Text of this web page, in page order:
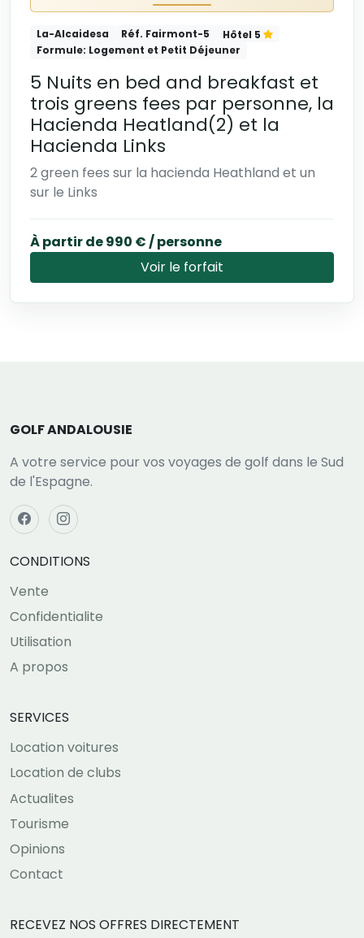
La-Alcaidesa Réf. Fairmont-5
Hôtel 5
Formule: Logement et Petit Déjeuner
5 Nuits en bed and breakfast et
trois greens fees par personne, la
Hacienda Heatland(2) et la
Hacienda Links
2 green fees sur la hacienda Heathland et un
sur le Links
À partir de 990 € / personne
Voir le forfait
GOLF ANDALOUSIE
A votre service pour vos voyages de golf dans le Sud
de l'Espagne.
CONDITIONS
Vente
Confidentialite
Utilisation
A propos
SERVICES
Location voitures
Location de clubs
Actualites
Tourisme
Opinions
Contact
RECEVEZ NOS OFFRES DIRECTEMENT